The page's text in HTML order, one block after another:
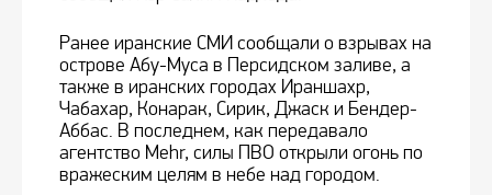
Ранее иранские СМИ сообщали о взрывах на
острове Абу-Муса в Персидском заливе, а
также в иранских городах Ираншахр,
Чабахар, Конарак, Сирик, Джаск и Бендер-
Аббас. В последнем, как передавало
агентство Mehr, силы ПВО открыли огонь по
вражеским целям в небе над городом.